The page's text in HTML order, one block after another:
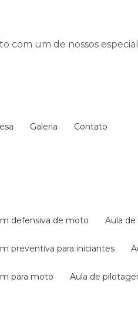
com um de nossos
Galeria Contato
defensiva de moto aula
preventiva para iniciantes
para moto aula de